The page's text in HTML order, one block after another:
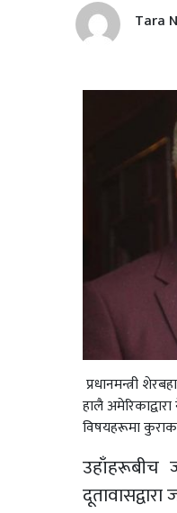
Tara
प्रधानमन्त्री
हालै
विषयहरूमा
उहाँहरूबीच